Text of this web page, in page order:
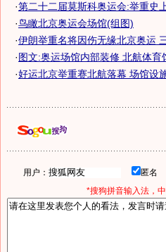
·第二十二届莫斯科奥运会:举重史
·鸟瞰北京奥运会场馆(组图)
·伊朗举重名将因伤无缘北京奥运
·图文:奥运场馆内部装修 北航体育
·好运北京举重赛北航落幕 场馆设
用户： 匿名
*搜狗拼音输入法，